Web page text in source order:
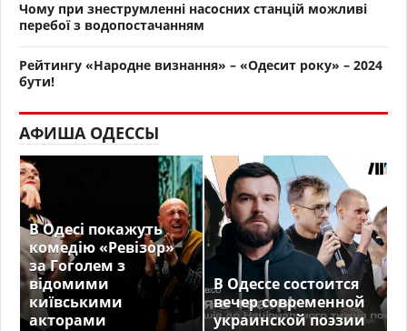
Чому при знеструмленні насосних станцій можливі
перебої з водопостачанням
Рейтингу «Народне визнання» – «Одесит року» – 2024
бути!
АФИША ОДЕССЫ
В Одесі покажуть
комедію «Ревізор»
за Гоголем з
відомими
київськими
акторами
В Одессе состоится
вечер современной
украинской поэзии